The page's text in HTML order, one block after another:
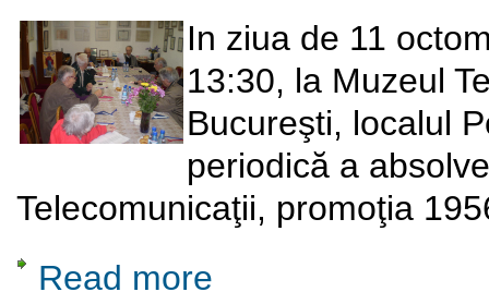
In ziua de 11
13:30, la Muzeul
Bucureşti, localul
periodică a
Telecomunicaţii, promoţia
Read more